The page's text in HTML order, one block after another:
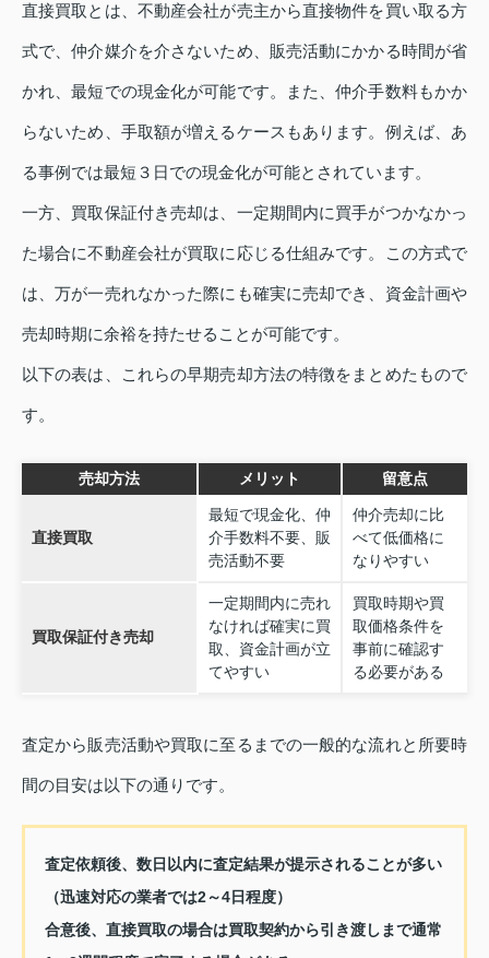
直接買取とは、不動産会社が売主から直接物件を買い取る方
式で、仲介媒介を介さないため、販売活動にかかる時間が省
かれ、最短での現金化が可能です。また、仲介手数料もかか
らないため、手取額が増えるケースもあります。例えば、あ
る事例では最短３日での現金化が可能とされています。
一方、買取保証付き売却は、一定期間内に買手がつかなかっ
た場合に不動産会社が買取に応じる仕組みです。この方式で
は、万が一売れなかった際にも確実に売却でき、資金計画や
売却時期に余裕を持たせることが可能です。
以下の表は、これらの早期売却方法の特徴をまとめたもので
す。
売却方法 メリット 留意点
直接買取
最短で現金化、仲
介手数料不要、販
売活動不要
仲介売却に比
べて低価格に
なりやすい
買取保証付き売却
一定期間内に売れ
なければ確実に買
取、資金計画が立
てやすい
買取時期や買
取価格条件を
事前に確認す
る必要がある
査定から販売活動や買取に至るまでの一般的な流れと所要時
間の目安は以下の通りです。
査定依頼後、数日以内に査定結果が提示されることが多い
（迅速対応の業者では2～4日程度）
合意後、直接買取の場合は買取契約から引き渡しまで通常